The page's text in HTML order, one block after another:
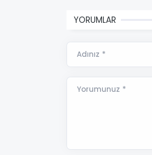
YORUMLAR
Adınız *
Yorumunuz *